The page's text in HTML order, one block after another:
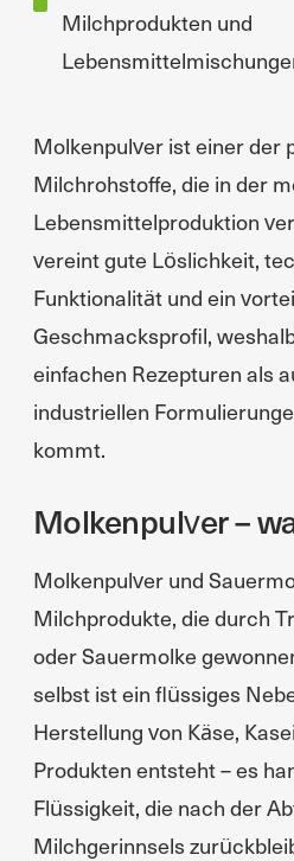
Milchprodukten und
Molkenpulver ist einer der
Milchrohstoffe, die in der
Lebensmittelproduktion
vereint gute Löslichkeit,
Funktionalität und ein
Geschmacksprofil,
einfachen Rezepturen als
industriellen
kommt.
Molkenpulver –
Molkenpulver und
Milchprodukte, die durch
oder Sauermolke
selbst ist ein flüssiges
Herstellung von Käse,
Produkten entsteht – es
Flüssigkeit, die nach der
Milchgerinnsels